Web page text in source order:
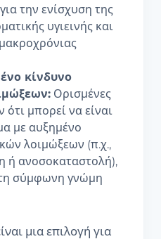
την ενίσχυση της
υγιεινής και
κίνδυνο
Ορισμένες
μπορεί να είναι
με αυξημένο
λοιμώξεων (π.χ.,
ή ανοσοκαταστολή),
σύμφωνη γνώμη
μια επιλογή για